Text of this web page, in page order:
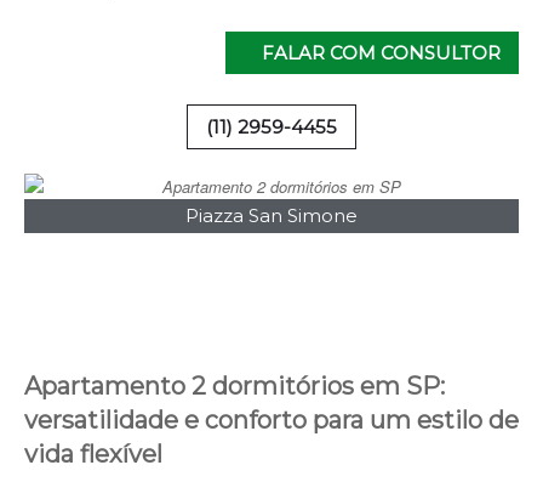
FALAR COM CONSULTOR
(11) 2959-4455
Piazza San Simone
Apartamento 2 dormitórios em SP:
versatilidade e conforto para um estilo de
vida flexível